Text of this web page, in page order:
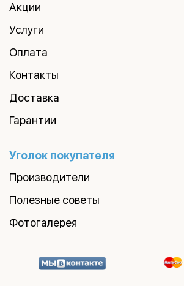
Акции
Услуги
Оплата
Контакты
Доставка
Гарантии
Уголок покупателя
Производители
Полезные советы
Фотогалерея